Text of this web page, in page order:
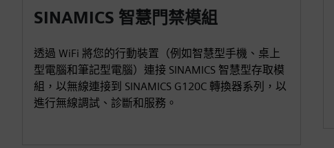
SINAMICS 智慧門禁模組
透過 WiFi 將您的行動裝置（例如智慧型手機、桌上
型電腦和筆記型電腦）連接 SINAMICS 智慧型存取模
組，以無線連接到 SINAMICS G120C 轉換器系列，以
進行無線調試、診斷和服務。